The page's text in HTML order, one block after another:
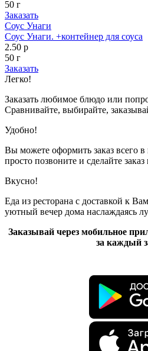
50 г
Заказать
Соус Унаги
Соус Унаги. +контейнер для соуса
2.50 р
50 г
Заказать
Легко!
Заказать любимое блюдо или
Сравнивайте, выбирайте,
Удобно!
Вы можете оформить заказ всего в
просто позвоните и сделайте
Вкусно!
Еда из ресторана с доставкой к
уютный вечер дома наслаждаясь
Заказывай через мобильное
за каждый